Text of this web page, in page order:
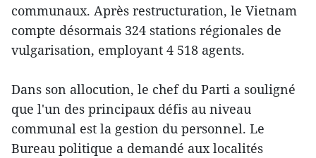
communaux. Après restructuration, le Vietnam
compte désormais 324 stations régionales de
vulgarisation, employant 4 518 agents.
Dans son allocution, le chef du Parti a souligné
que l'un des principaux défis au niveau
communal est la gestion du personnel. Le
Bureau politique a demandé aux localités